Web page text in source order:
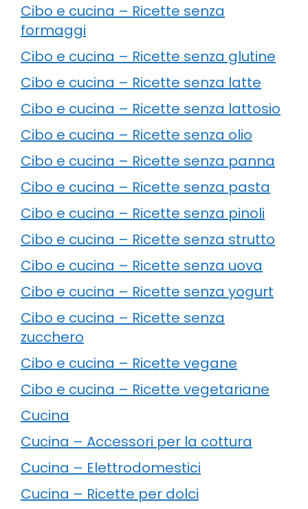
Cibo e cucina – Ricette senza
formaggi
Cibo e cucina – Ricette senza glutine
Cibo e cucina – Ricette senza latte
Cibo e cucina – Ricette senza lattosio
Cibo e cucina – Ricette senza olio
Cibo e cucina – Ricette senza panna
Cibo e cucina – Ricette senza pasta
Cibo e cucina – Ricette senza pinoli
Cibo e cucina – Ricette senza strutto
Cibo e cucina – Ricette senza uova
Cibo e cucina – Ricette senza yogurt
Cibo e cucina – Ricette senza
zucchero
Cibo e cucina – Ricette vegane
Cibo e cucina – Ricette vegetariane
Cucina
Cucina – Accessori per la cottura
Cucina – Elettrodomestici
Cucina – Ricette per dolci